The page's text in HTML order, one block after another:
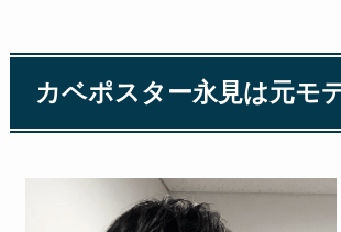
カベポスター永見は元モ